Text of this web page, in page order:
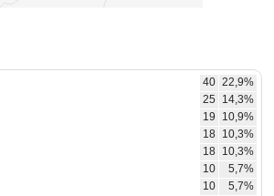
40 22,9%
25
14,3%
19
10,9%
18 10,3%
18 10,3%
10
5,7%
10
5,7%